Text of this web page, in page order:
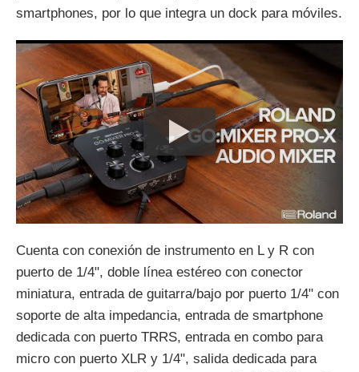
smartphones, por lo que integra un dock para móviles.
Cuenta con conexión de instrumento en L y R con
puerto de 1/4", doble línea estéreo con conector
miniatura, entrada de guitarra/bajo por puerto 1/4" con
soporte de alta impedancia, entrada de smartphone
dedicada con puerto TRRS, entrada en combo para
micro con puerto XLR y 1/4", salida dedicada para